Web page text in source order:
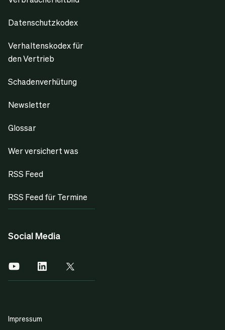
Datenschutzkodex
Verhaltenskodex für
den Vertrieb
Schadenverhütung
Newsletter
Glossar
Wer versichert was
RSS Feed
RSS Feed für Termine
Social Media
Impressum